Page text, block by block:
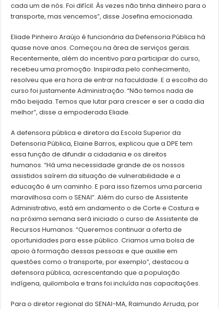
cada um de nós. Foi difícil. Às vezes não tinha dinheiro para o
transporte, mas vencemos”, disse Josefina emocionada.
Eliade Pinheiro Araújo é funcionária da Defensoria Pública há
quase nove anos. Começou na área de serviços gerais.
Recentemente, além do incentivo para participar do curso,
recebeu uma promoção. Inspirada pelo conhecimento,
resolveu que era hora de entrar na faculdade. E a escolha do
curso foi justamente Administração. “Não temos nada de
mão beijada. Temos que lutar para crescer e ser a cada dia
melhor”, disse a empoderada Eliade.
A defensora pública e diretora da Escola Superior da
Defensoria Pública, Elaine Barros, explicou que a DPE tem
essa função de difundir a cidadania e os direitos
humanos. “Há uma necessidade grande de os nossos
assistidos saírem da situação de vulnerabilidade e a
educação é um caminho. E para isso fizemos uma parceria
maravilhosa com o SENAI”. Além do curso de Assistente
Administrativo, está em andamento o de Corte e Costura e
na próxima semana será iniciado o curso de Assistente de
Recursos Humanos. “Queremos continuar a oferta de
oportunidades para esse público. Criamos uma bolsa de
apoio à formação dessas pessoas e que auxilie em
questões como o transporte, por exemplo”, destacou a
defensora pública, acrescentando que a população
indígena, quilombola e trans foi incluída nas capacitações.
Para o diretor regional do SENAI-MA, Raimundo Arruda, por